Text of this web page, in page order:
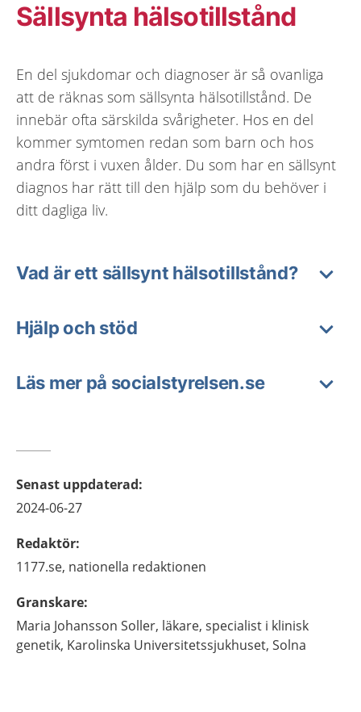
Sällsynta hälsotillstånd
En del sjukdomar och diagnoser är så ovanliga
att de räknas som sällsynta hälsotillstånd. De
innebär ofta särskilda svårigheter. Hos en del
kommer symtomen redan som barn och hos
andra först i vuxen ålder. Du som har en sällsynt
diagnos har rätt till den hjälp som du behöver i
ditt dagliga liv.
Vad är ett sällsynt hälsotillstånd?
Hjälp och stöd
Läs mer på socialstyrelsen.se
Senast uppdaterad:
2024-06-27
Redaktör:
1177.se, nationella redaktionen
Granskare:
Maria Johansson Soller, läkare, specialist i klinisk
genetik, Karolinska Universitetssjukhuset, Solna